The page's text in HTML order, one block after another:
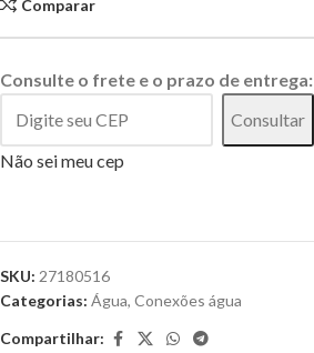
Comparar
Consulte o frete e o prazo de entrega:
Consultar
Não sei meu cep
SKU: 27180516
Categorias: Água, Conexões água
Compartilhar: